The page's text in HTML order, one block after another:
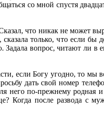
со мной спустя
что никак не может
только, что если
Задала вопрос, читают ли
если Богу угодно, то мы
дать свой номер
него по-прежнему
Когда после развода с